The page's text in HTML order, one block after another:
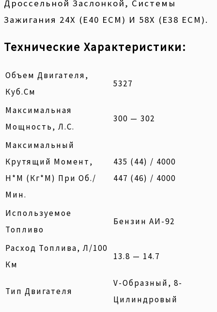
Дроссельной Заслонкой, Системы
Зажигания 24X (E40 ECM) И 58X (E38 ECM).
Технические Характеристики:
Объем Двигателя,
Куб.см
5327
Максимальная
Мощность, Л.с.
300 — 302
Максимальный
Крутящий Момент,
Н*м (кг*м) При Об./
Мин.
435 (44) / 4000
447 (46) / 4000
Используемое
Топливо
Бензин АИ-92
Расход Топлива, Л/100
Км
13.8 — 14.7
Тип Двигателя
V-Образный, 8-
Цилиндровый